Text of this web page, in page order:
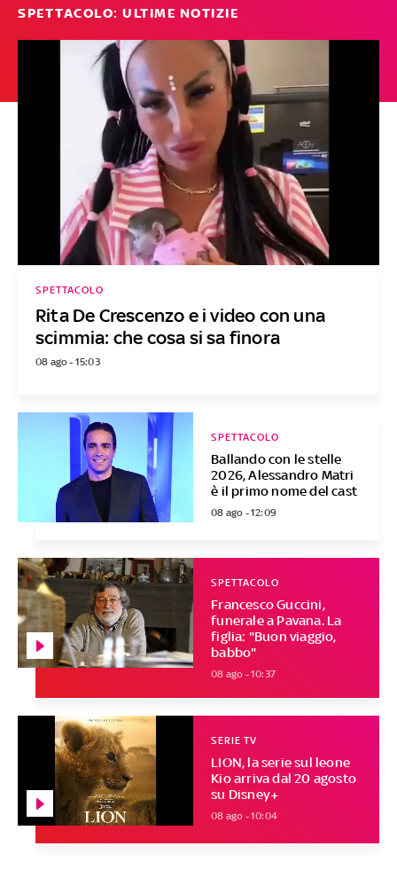
SPETTACOLO: ULTIME NOTIZIE
Rita De Crescenzo e i video con una
scimmia: che cosa si sa finora
SPETTACOLO
08 ago - 15:03
Ballando con le stelle
2026, Alessandro Matri
è il primo nome del cast
SPETTACOLO
08 ago - 12:09
Francesco Guccini,
funerale a Pavana. La
figlia: "Buon viaggio,
babbo"
SPETTACOLO
08 ago - 10:37
LION, la serie sul leone
Kio arriva dal 20 agosto
su Disney+
SERIE TV
08 ago - 10:04